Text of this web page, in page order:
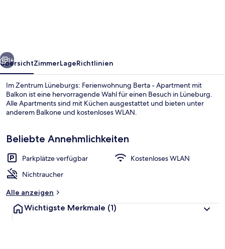
Apartment
mit
Balkon
1+
ÜbersichtZimmerLageRichtlinien
Im Zentrum Lüneburgs: Ferienwohnung Berta - Apartment mit
Balkon ist eine hervorragende Wahl für einen Besuch in Lüneburg.
Alle Apartments sind mit Küchen ausgestattet und bieten unter
anderem Balkone und kostenloses WLAN.
Beliebte Annehmlichkeiten
Parkplätze verfügbar
Kostenloses WLAN
Nichtraucher
Alle anzeigen
Wichtigste Merkmale (1)